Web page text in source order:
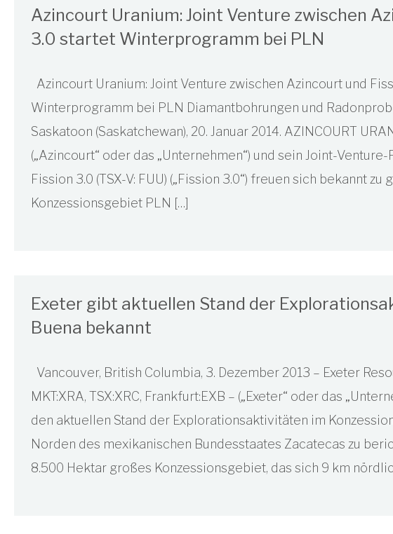
Azincourt Uranium: Joint Venture zwischen
3.0 startet Winterprogramm bei PLN
Azincourt Uranium: Joint Venture zwischen Azincourt und
Winterprogramm bei PLN Diamantbohrungen und
Saskatoon (Saskatchewan), 20. Januar 2014. AZINCOURT
(„Azincourt“ oder das „Unternehmen“) und sein Joint-
Fission 3.0 (TSX-V: FUU) („Fission 3.0“) freuen sich bekannt
Konzessionsgebiet PLN […]
Exeter gibt aktuellen Stand der
Buena bekannt
Vancouver, British Columbia, 3. Dezember 2013 – Exeter
MKT:XRA, TSX:XRC, Frankfurt:EXB – („Exeter“ oder das
den aktuellen Stand der Explorationsaktivitäten im
Norden des mexikanischen Bundesstaates Zacatecas zu
8.500 Hektar großes Konzessionsgebiet, das sich 9 km